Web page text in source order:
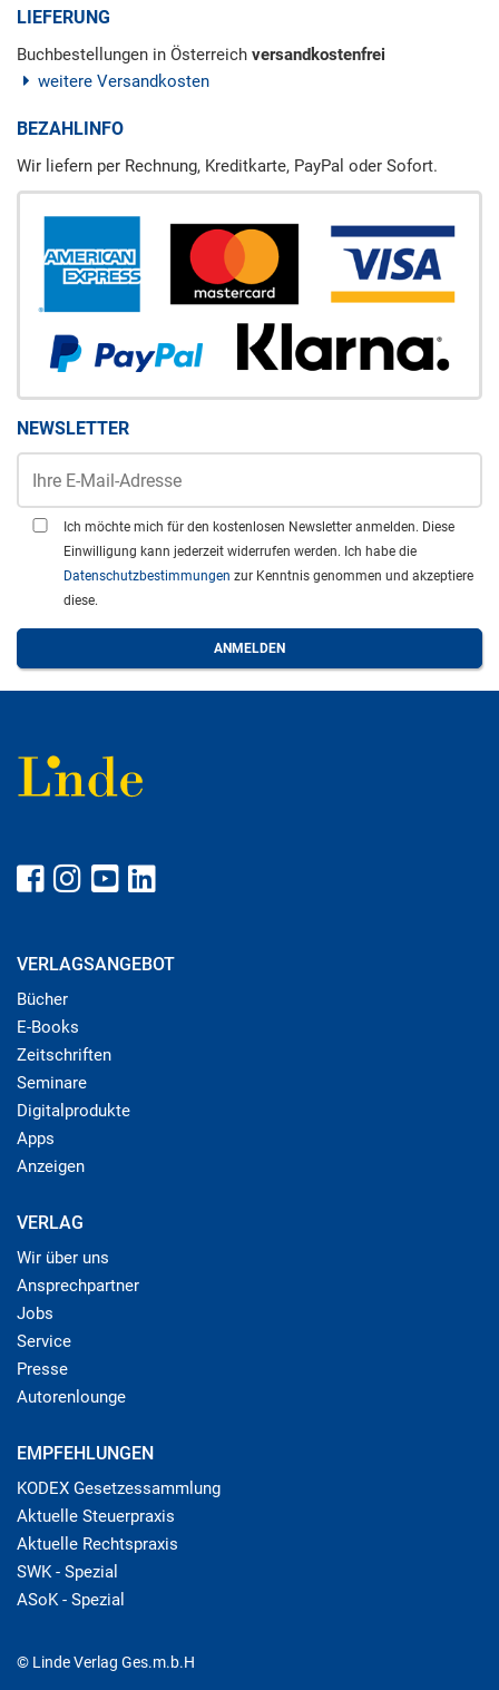
LIEFERUNG
Buchbestellungen in Österreich versandkostenfrei
weitere Versandkosten
BEZAHLINFO
Wir liefern per Rechnung, Kreditkarte, PayPal oder Sofort.
NEWSLETTER
Ich möchte mich für den kostenlosen Newsletter anmelden. Diese
Einwilligung kann jederzeit widerrufen werden. Ich habe die
Datenschutzbestimmungen zur Kenntnis genommen und akzeptiere
diese.
VERLAGSANGEBOT
Bücher
E-Books
Zeitschriften
Seminare
Digitalprodukte
Apps
Anzeigen
VERLAG
Wir über uns
Ansprechpartner
Jobs
Service
Presse
Autorenlounge
EMPFEHLUNGEN
KODEX Gesetzessammlung
Aktuelle Steuerpraxis
Aktuelle Rechtspraxis
SWK - Spezial
ASoK - Spezial
© Linde Verlag Ges.m.b.H